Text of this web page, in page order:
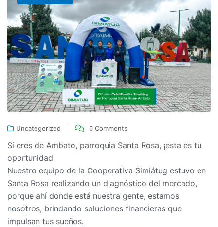
Uncategorized 0 Comments
Si eres de Ambato, parroquia Santa Rosa, ¡esta es tu
oportunidad!
Nuestro equipo de la Cooperativa Simiátug estuvo en
Santa Rosa realizando un diagnóstico del mercado,
porque ahí donde está nuestra gente, estamos
nosotros, brindando soluciones financieras que
impulsan tus sueños.